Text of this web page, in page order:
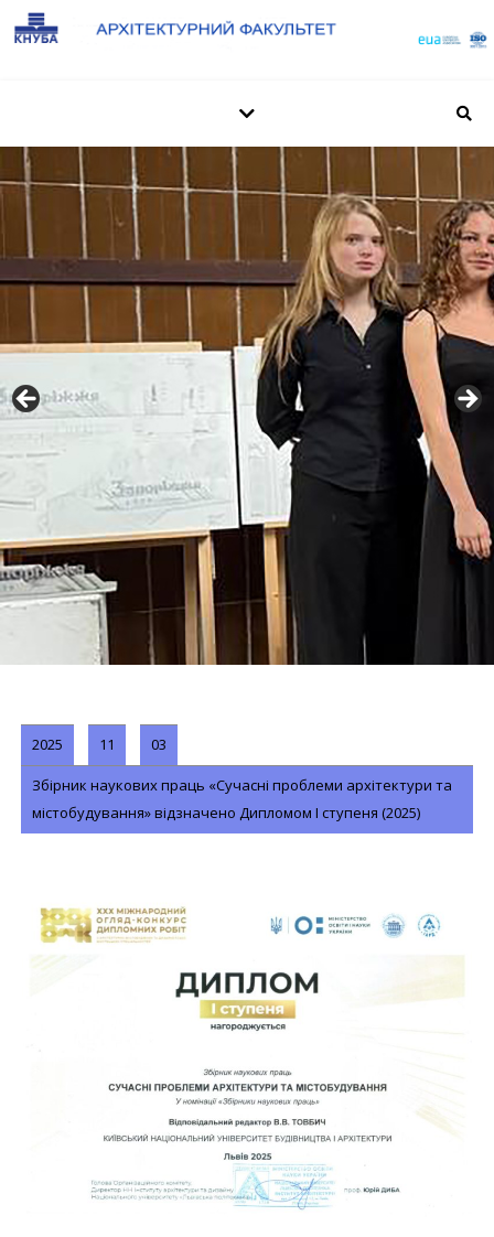
2025 11 03
Збірник наукових праць «Сучасні проблеми архітектури та
містобудування» відзначено Дипломом I ступеня (2025)